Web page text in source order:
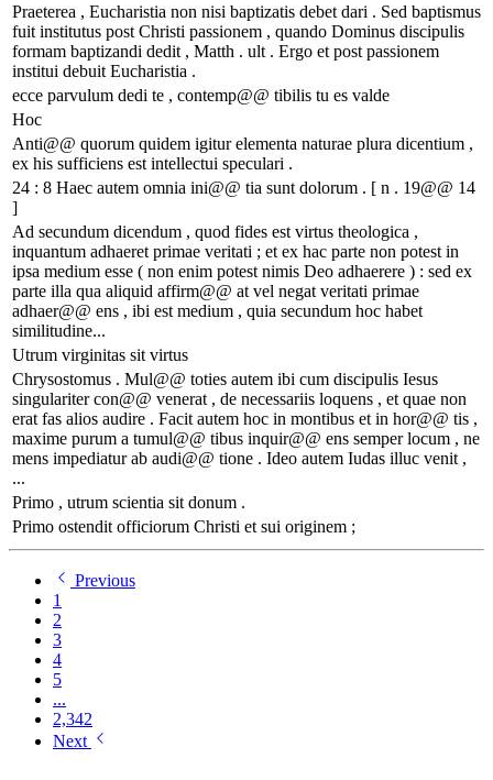
Praeterea , Eucharistia non nisi baptizatis debet dari . Sed baptismus
fuit institutus post Christi passionem , quando Dominus discipulis
formam baptizandi dedit , Matth . ult . Ergo et post passionem
institui debuit Eucharistia .
ecce parvulum dedi te , contemp@@ tibilis tu es valde
Hoc
Anti@@ quorum quidem igitur elementa naturae plura dicentium ,
ex his sufficiens est intellectui speculari .
24 : 8 Haec autem omnia ini@@ tia sunt dolorum . [ n . 19@@ 14
]
Ad secundum dicendum , quod fides est virtus theologica ,
inquantum adhaeret primae veritati ; et ex hac parte non potest in
ipsa medium esse ( non enim potest nimis Deo adhaerere ) : sed ex
parte illa qua aliquid affirm@@ at vel negat veritati primae
adhaer@@ ens , ibi est medium , quia secundum hoc habet
similitudine...
Utrum virginitas sit virtus
Chrysostomus . Mul@@ toties autem ibi cum discipulis Iesus
singulariter con@@ venerat , de necessariis loquens , et quae non
erat fas alios audire . Facit autem hoc in montibus et in hor@@ tis ,
maxime purum a tumul@@ tibus inquir@@ ens semper locum , ne
mens impediatur ab audi@@ tione . Ideo autem Iudas illuc venit ,
...
Primo , utrum scientia sit donum .
Primo ostendit officiorum Christi et sui originem ;
Previous
1
2
3
4
5
...
2,342
Next